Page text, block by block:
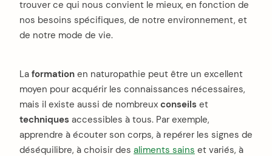
trouver ce qui nous convient le mieux, en fonction de
nos besoins spécifiques, de notre environnement, et
de notre mode de vie.
La formation en naturopathie peut être un excellent
moyen pour acquérir les connaissances nécessaires,
mais il existe aussi de nombreux conseils et
techniques accessibles à tous. Par exemple,
apprendre à écouter son corps, à repérer les signes de
déséquilibre, à choisir des aliments sains et variés, à